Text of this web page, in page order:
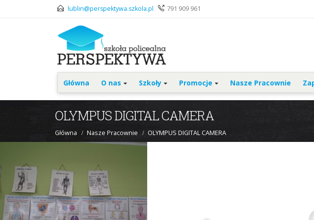
lublin@perspektywa.szkola.pl 791 909 961
Główna O nas Szkoły Promocje Nasze Pracownie
OLYMPUS DIGITAL CAMERA
Główna Nasze Pracownie OLYMPUS DIGITAL CAMERA